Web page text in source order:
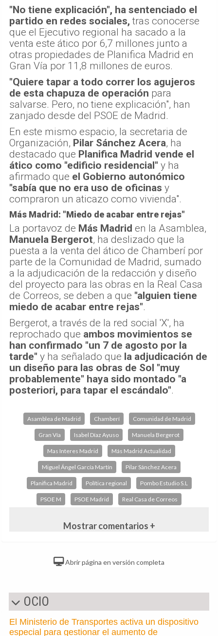
"No tiene explicación", ha sentenciado el
partido en redes sociales, tras conocerse
que el Ejecutivo regional ha sacado a la
venta este ático por 6,7 millones junto a
otras propiedades de Planifica Madrid en
Gran Vía por 11,8 millones de euros.
"Quiere tapar a todo correr los agujeros
de esta chapuza de operación para
salvarse. Pero, no tiene explicación", han
zanjado desde del PSOE de Madrid.
En este mismo espacio, la secretaria de
Organización, Pilar Sánchez Acera, ha
destacado que Planifica Madrid vende el
ático como "edificio residencial" y ha
afirmado que el Gobierno autonómico
"sabía que no era uso de oficinas y
compraron un aticazo como vivienda".
Más Madrid: "Miedo de acabar entre rejas"
La portavoz de Más Madrid en la Asamblea,
Manuela Bergerot, ha deslizado que la
puesta a la venta del ático de Chamberí por
parte de la Comunidad de Madrid, sumado
a la adjudicación de la redacción y diseño
del proyecto para las obras en la Real Casa
de Correos, se deben a que "alguien tiene
miedo de acabar entre rejas".
Bergerot, a través de la red social 'X', ha
reprochado que ambos movimientos se
han confirmado "un 7 de agosto por la
tarde" y ha señalado que la adjudicación de
un diseño para las obras de Sol "muy
probablemente" haya sido montado "a
posteriori, para tapar el escándalo".
Asamblea de Madrid Chamberí Comunidad de Madrid
Gran Vía Isabel Díaz Ayuso Manuela Bergerot
Mas Interes Madrid Más Madrid Actualidad
Miguel Ángel García Martín Pilar Sánchez Acera
Planifica Madrid Política regional Pombo Estudio S.L
PSOE M PSOE Madrid Real Casa de Correos
Mostrar comentarios +
Abrir página en versión completa
OCIO
El Ministerio de Transportes activa un dispositivo
especial para gestionar el aumento de